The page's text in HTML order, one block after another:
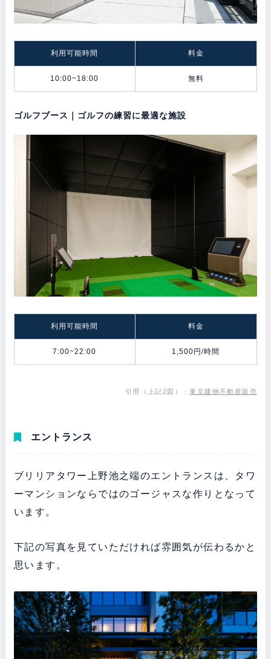
利用可能時間 料金
10:00~18:00 無料
ゴルフブース｜ゴルフの練習に最適な施設
利用可能時間 料金
7:00~22:00 1,500円/時間
引用（上記2図）：東京建物不動産販売
エントランス
ブリリアタワー上野池之端のエントランスは、タワ
ーマンションならではのゴージャスな作りとなって
います。
下記の写真を見ていただければ雰囲気が伝わるかと
思います。